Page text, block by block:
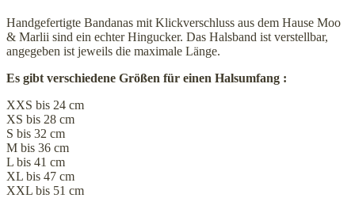
Handgefertigte Bandanas mit Klickverschluss aus dem Hause Moo
& Marlii sind ein echter Hingucker. Das Halsband ist verstellbar,
angegeben ist jeweils die maximale Länge.
Es gibt verschiedene Größen für einen Halsumfang :
XXS bis 24 cm
XS bis 28 cm
S bis 32 cm
M bis 36 cm
L bis 41 cm
XL bis 47 cm
XXL bis 51 cm